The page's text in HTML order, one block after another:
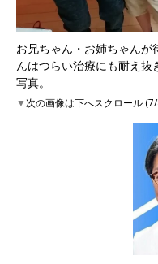
お兄ちゃん・お姉ちゃんが
んはつらい治療にも耐え
写真。
▼次の画像は下へスクロール